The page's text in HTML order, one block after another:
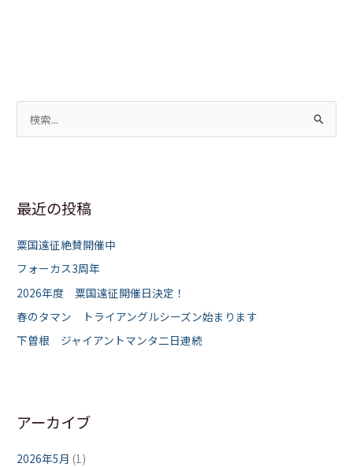
索
:最近の投稿
粟国遠征絶賛開催中
フォーカス3周年
2026年度 粟国遠征開催日決定！
春のタマン トライアングルシーズン始まります
下曽根 ジャイアントマンタ二日連続
アーカイブ
2026年5月 (1)